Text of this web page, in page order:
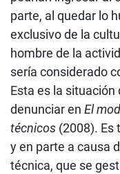
parte, al quedar lo
exclusivo de la
hombre de la
sería considerado
Esta es la
denunciar en El
técnicos (2008). Es
y en parte a causa
técnica, que se